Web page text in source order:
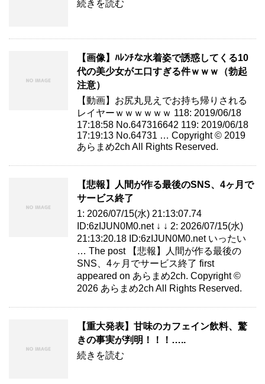
続きを読む
【画像】ﾊﾚﾝﾁな水着姿で誘惑してくる10
代の美少女がエ口すぎる件ｗｗｗ（勃起
注意）
【動画】お尻丸見えでお持ち帰りされる
レイヤーｗｗｗｗｗｗ 118: 2019/06/18
17:18:58 No.647316642 119: 2019/06/18
17:19:13 No.64731 … Copyright © 2019
あらまめ2ch All Rights Reserved.
【悲報】人間が作る最後のSNS、4ヶ月で
サービス終了
1: 2026/07/15(水) 21:13:07.74
ID:6zIJUN0M0.net ↓ ↓ 2: 2026/07/15(水)
21:13:20.18 ID:6zIJUN0M0.net いったい
… The post 【悲報】人間が作る最後の
SNS、4ヶ月でサービス終了 first
appeared on あらまめ2ch. Copyright ©
2026 あらまめ2ch All Rights Reserved.
【重大発表】甘味のカフェイン飲料、驚
きの事実が判明！！！…..
続きを読む